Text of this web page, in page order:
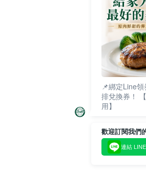
📌綁定Line
排兌換券！
用】
歡迎訂閱我們
連結